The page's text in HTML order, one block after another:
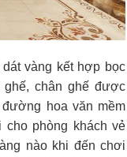
vàng kết hợp bọc
ghế, chân ghế được
hoa văn mềm
cho phòng khách vẻ
nào khi đến chơi